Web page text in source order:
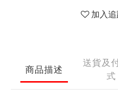
加入
商品描述
送貨及
式